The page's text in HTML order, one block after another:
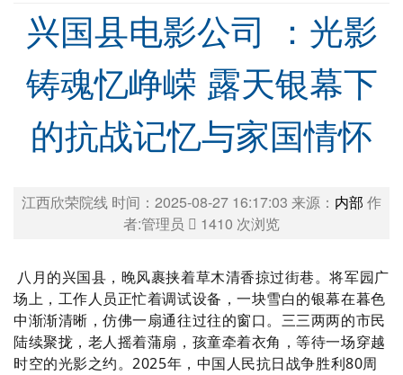
兴国县电影公司 ：光影
铸魂忆峥嵘 露天银幕下
的抗战记忆与家国情怀
江西欣荣院线 时间：2025-08-27 16:17:03 来源： 内部 作
者:管理员
1410 次浏览
八月的兴国县，晚风裹挟着草木清香掠过街巷。将军园广
场上，工作人员正忙着调试设备，一块雪白的银幕在暮色
中渐渐清晰，仿佛一扇通往过往的窗口。三三两两的市民
陆续聚拢，老人摇着蒲扇，孩童牵着衣角，等待一场穿越
时空的光影之约。2025年，中国人民抗日战争胜利80周